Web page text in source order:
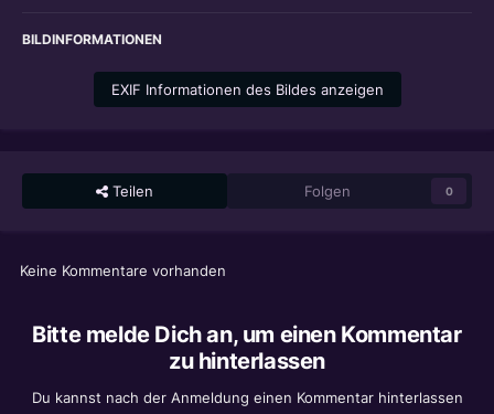
BILDINFORMATIONEN
EXIF Informationen des Bildes anzeigen
Teilen Folgen 0
Keine Kommentare vorhanden
Bitte melde Dich an, um einen Kommentar
zu hinterlassen
Du kannst nach der Anmeldung einen Kommentar hinterlassen